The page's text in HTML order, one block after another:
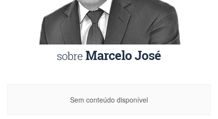
Sem conteúdo disponível